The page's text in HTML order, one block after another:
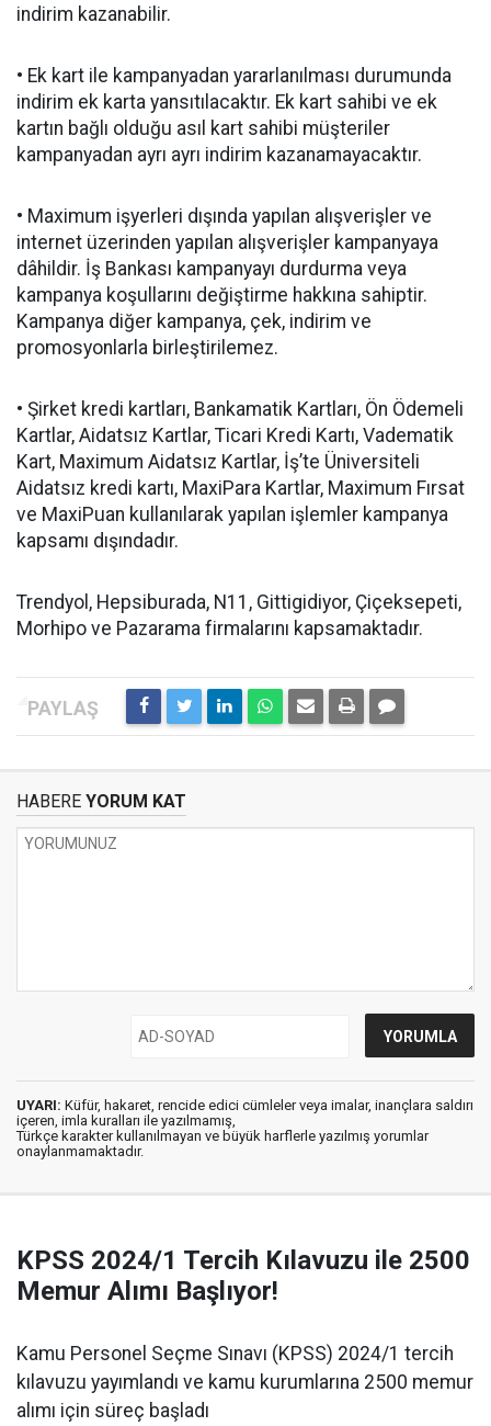
indirim kazanabilir.
• Ek kart ile kampanyadan yararlanılması durumunda
indirim ek karta yansıtılacaktır. Ek kart sahibi ve ek
kartın bağlı olduğu asıl kart sahibi müşteriler
kampanyadan ayrı ayrı indirim kazanamayacaktır.
• Maximum işyerleri dışında yapılan alışverişler ve
internet üzerinden yapılan alışverişler kampanyaya
dâhildir. İş Bankası kampanyayı durdurma veya
kampanya koşullarını değiştirme hakkına sahiptir.
Kampanya diğer kampanya, çek, indirim ve
promosyonlarla birleştirilemez.
• Şirket kredi kartları, Bankamatik Kartları, Ön Ödemeli
Kartlar, Aidatsız Kartlar, Ticari Kredi Kartı, Vadematik
Kart, Maximum Aidatsız Kartlar, İş’te Üniversiteli
Aidatsız kredi kartı, MaxiPara Kartlar, Maximum Fırsat
ve MaxiPuan kullanılarak yapılan işlemler kampanya
kapsamı dışındadır.
Trendyol, Hepsiburada, N11, Gittigidiyor, Çiçeksepeti,
Morhipo ve Pazarama firmalarını kapsamaktadır.
HABERE YORUM KAT
UYARI: Küfür, hakaret, rencide edici cümleler veya imalar, inançlara saldırı
içeren, imla kuralları ile yazılmamış,
Türkçe karakter kullanılmayan ve büyük harflerle yazılmış yorumlar
onaylanmamaktadır.
KPSS 2024/1 Tercih Kılavuzu ile 2500
Memur Alımı Başlıyor!
Kamu Personel Seçme Sınavı (KPSS) 2024/1 tercih
kılavuzu yayımlandı ve kamu kurumlarına 2500 memur
alımı için süreç başladı